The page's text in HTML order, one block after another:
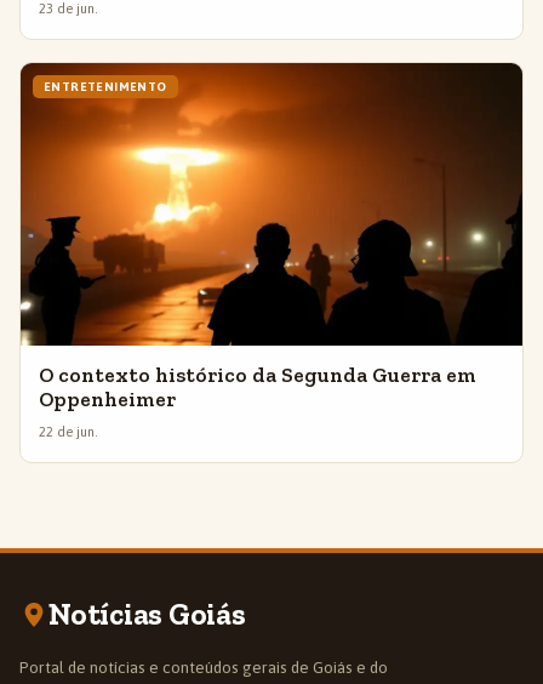
23 de jun.
ENTRETENIMENTO
O contexto histórico da Segunda Guerra em
Oppenheimer
22 de jun.
Notícias Goiás
Portal de notícias e conteúdos gerais de Goiás e do